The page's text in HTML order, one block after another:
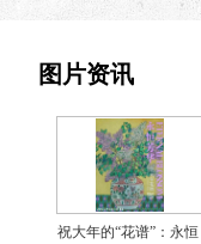
图片资讯
祝大年的“花谱”：永恒